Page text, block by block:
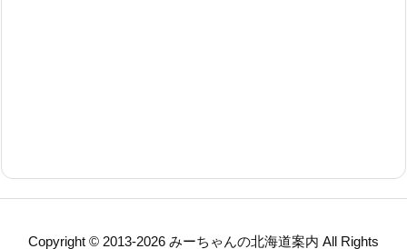
Copyright © 2013-2026 みーちゃんの北海道案内 All Rights